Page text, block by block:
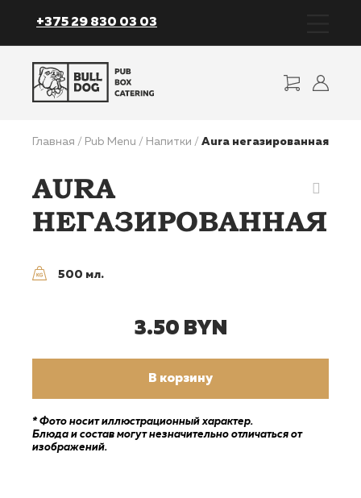
+375 29 830 03 03
Главная / Pub Menu / Напитки / Aura негазированная
AURA
НЕГАЗИРОВАННАЯ
500 мл.
3.50 BYN
В корзину
* Фото носит иллюстрационный характер.
Блюда и состав могут незначительно отличаться от
изображений.